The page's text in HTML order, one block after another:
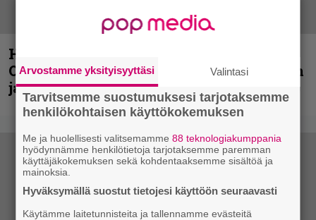
Hellsinki Metal Festival kuvina, osa 2:
Opeth, Misþyrming, Eluveitie, Triptykon
ja muita lauantain esiintyjiä
Arvostamme yksityisyyttäsi Valintasi
Tarvitsemme suostumuksesi tarjotaksemme
henkilökohtaisen käyttökokemuksen
Me ja huolellisesti valitsemamme88 teknologiakumppania
hyödynnämme henkilötietoja tarjotaksemme paremman
käyttäjäkokemuksen sekä kohdentaaksemme sisältöä ja
mainoksia.
Hyväksymällä suostut tietojesi käyttöön seuraavasti
Käytämme laitetunnisteita ja tallennamme evästeitä